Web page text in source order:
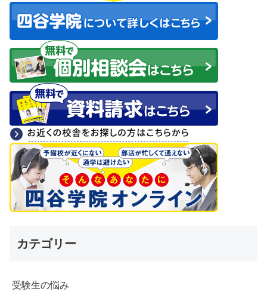
カテゴリー
受験生の悩み